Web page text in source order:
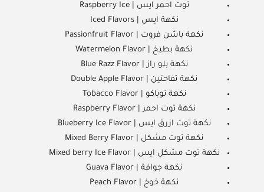
توت احمر ايس | Raspberry Ice
نكهة ايس | Iced Flavors
نكهة باشن فروت | Passionfruit Flavor
نكهة بطيخ | Watermelon Flavor
نكهة بلو راز | Blue Razz Flavor
نكهة تفاحتين | Double Apple Flavor
نكهة توباكو | Tobacco Flavor
نكهة توت احمر | Raspberry Flavor
نكهة توت ازرق ايس | Blueberry Ice Flavor
نكهة توت مشكل | Mixed Berry Flavor
نكهة توت مشكل ايس | Mixed berry Ice Flavor
نكهة جوافة | Guava Flavor
نكهة خوخ | Peach Flavor